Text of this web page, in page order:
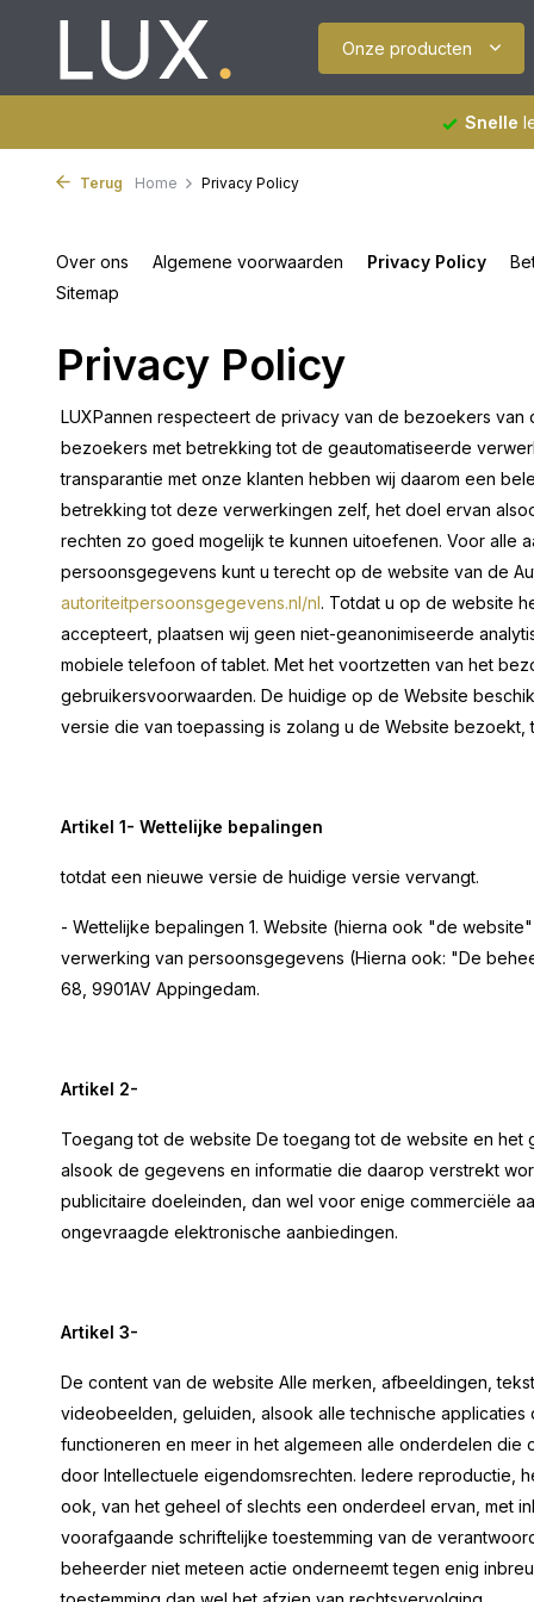
Onze producten
Snelle
Terug Home Privacy Policy
Over ons Algemene voorwaarden Privacy Policy
Sitemap
Privacy Policy
LUXPannen respecteert de privacy van de bezoekers
bezoekers met betrekking tot de geautomatiseerde
transparantie met onze klanten hebben wij daarom een
betrekking tot deze verwerkingen zelf, het doel ervan
rechten zo goed mogelijk te kunnen uitoefenen. Voor alle
persoonsgegevens kunt u terecht op de website van de
autoriteitpersoonsgegevens.nl/nl. Totdat u op de website
accepteert, plaatsen wij geen niet-geanonimiseerde
mobiele telefoon of tablet. Met het voortzetten van het
gebruikersvoorwaarden. De huidige op de Website
versie die van toepassing is zolang u de Website
Artikel 1- Wettelijke bepalingen
totdat een nieuwe versie de huidige versie vervangt.
- Wettelijke bepalingen 1. Website (hierna ook "de
verwerking van persoonsgegevens (Hierna ook: "De
68, 9901AV Appingedam.
Artikel 2-
Toegang tot de website De toegang tot de website en het
alsook de gegevens en informatie die daarop verstrekt
publicitaire doeleinden, dan wel voor enige commerciële
ongevraagde elektronische aanbiedingen.
Artikel 3-
De content van de website Alle merken, afbeeldingen,
videobeelden, geluiden, alsook alle technische
functioneren en meer in het algemeen alle onderdelen
door Intellectuele eigendomsrechten. Iedere reproductie,
ook, van het geheel of slechts een onderdeel ervan, met
voorafgaande schriftelijke toestemming van de
beheerder niet meteen actie onderneemt tegen enig